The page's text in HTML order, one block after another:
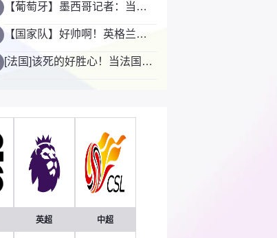
【葡萄牙】墨西哥记者：当年梅西威胁裁判，你敢警告世界上最好的球员？
【国家队】好帅啊！英格兰这才是男模团吧
[法国]该死的好胜心！当法国的顶级球员们开始在训练中较真……
英超 中超